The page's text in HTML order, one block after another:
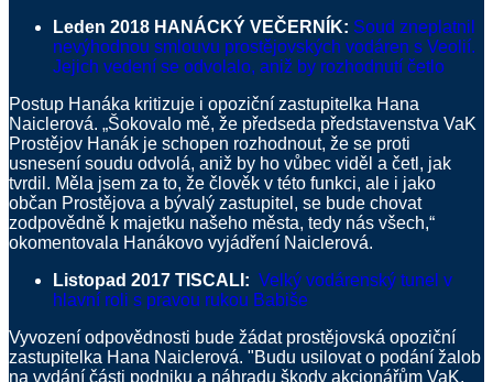
Leden 2018 HANÁCKÝ VEČERNÍK: Soud zneplatnil
nevýhodnou smlouvu prostějovských vodáren s Veolií.
Jejich vedení se odvolalo, aniž by rozhodnutí četlo
Postup Hanáka kritizuje i opoziční zastupitelka Hana
Naiclerová. „Šokovalo mě, že předseda představenstva VaK
Prostějov Hanák je schopen rozhodnout, že se proti
usnesení soudu odvolá, aniž by ho vůbec viděl a četl, jak
tvrdil. Měla jsem za to, že člověk v této funkci, ale i jako
občan Prostějova a bývalý zastupitel, se bude chovat
zodpovědně k majetku našeho města, tedy nás všech,“
okomentovala Hanákovo vyjádření Naiclerová.
Listopad 2017 TISCALI: Velký vodárenský tunel v
hlavní roli s pravou rukou Babiše
Vyvození odpovědnosti bude žádat prostějovská opoziční
zastupitelka Hana Naiclerová. "Budu usilovat o podání žalob
na vydání části podniku a náhradu škody akcionářům VaK,